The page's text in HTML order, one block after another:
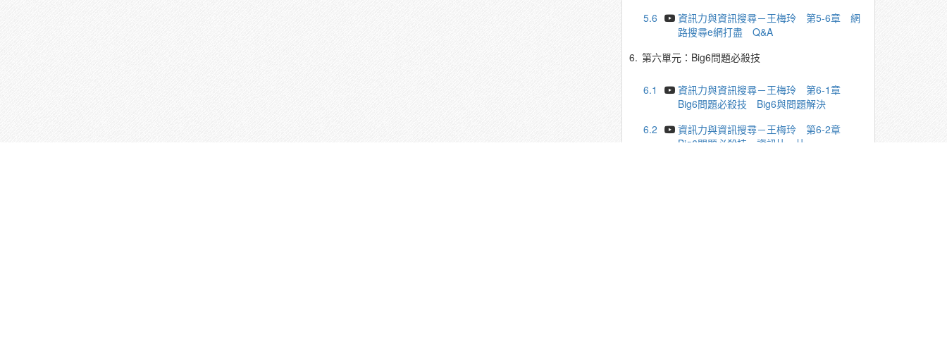
5.6
資訊力與資訊搜尋－王梅玲 第5-6章 網
路搜尋e網打盡 Q&A
6. 第六單元：Big6問題必殺技
6.1
資訊力與資訊搜尋－王梅玲 第6-1章
Big6問題必殺技 Big6與問題解決
6.2
資訊力與資訊搜尋－王梅玲 第6-2章
Big6問題必殺技 資訊比一比